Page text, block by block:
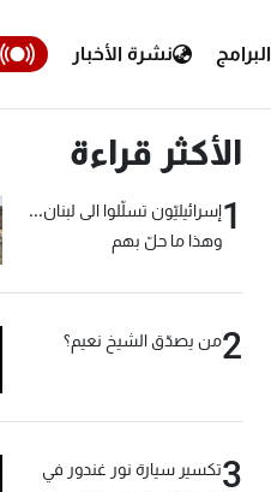
البرامج نشرة الأخبار
الأكثر قراءة
1إسرائيليّون تسلّلوا الى لبنان...
وهذا ما حلّ بهم
2من يصدّق الشيخ نعيم؟
3تكسير سيارة نور غندور في